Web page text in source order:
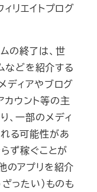
リエイトプログ
の終了は、世
などを紹介する
ディアやブログ
ウント等の主
、一部のメディ
る可能性があ
ず稼ぐことが
のアプリを紹介
ったい）ものも